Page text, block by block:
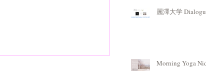
麗澤大学
Morning Yoga